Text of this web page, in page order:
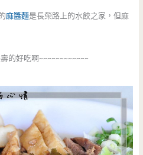
麻醬麵是長榮路上的水餃之家，但麻
的好吃啊~~~~~~~~~~~~